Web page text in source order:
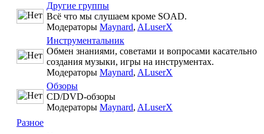
Другие группы
Всё что мы слушаем кроме SOAD.
Модераторы Maynard, ALuserX
Инструментальник
Обмен знаниями, советами и вопросами касательно
создания музыки, игры на инструментах.
Модераторы Maynard, ALuserX
Обзоры
CD/DVD-обзоры
Модераторы Maynard, ALuserX
Разное